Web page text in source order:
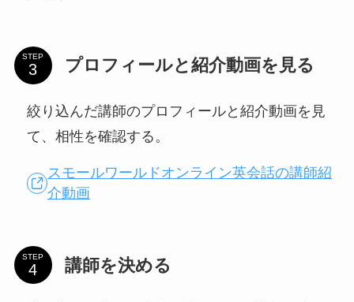
STEP プロフィールと紹介動画を見る
絞り込んだ講師のプロフィールと紹介動画を見
て、相性を確認する。
スモールワールドオンライン英会話の講師紹
介動画
STEP 講師を決める